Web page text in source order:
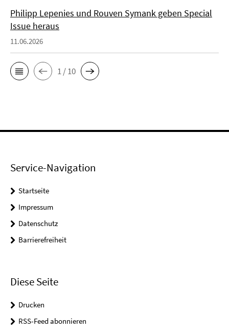
Philipp Lepenies und Rouven Symank geben Special
Issue heraus
11.06.2026
1 / 10
Service-Navigation
Startseite
Impressum
Datenschutz
Barrierefreiheit
Diese Seite
Drucken
RSS-Feed abonnieren